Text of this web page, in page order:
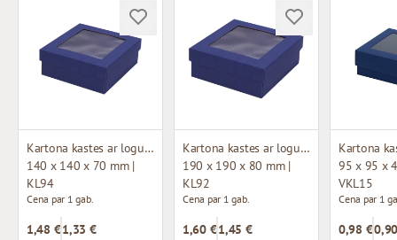
Kartona kastes ar logu (mikrogofras)
140 x 140 x 70 mm |
KL94
Cena par 1 gab.
1,48 €1,33 €
Kartona kastes ar logu (mikrogofras)
190 x 190 x 80 mm |
KL92
Cena par 1 gab.
1,60 €1,45 €
Kartona
95 x 95 x
VKL15
Cena par 1
0,98 €